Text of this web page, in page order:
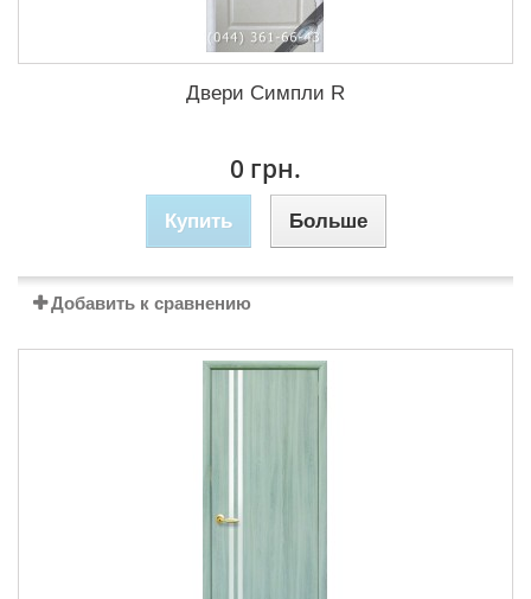
Двери Симпли R
0 грн.
Купить Больше
Добавить к сравнению